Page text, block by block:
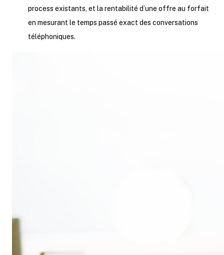
process existants, et la rentabilité d’une offre au forfait
en mesurant le temps passé exact des conversations
téléphoniques.